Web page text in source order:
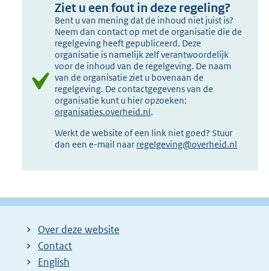
Ziet u een fout in deze regeling?
Bent u van mening dat de inhoud niet juist is?
Neem dan contact op met de organisatie die de
regelgeving heeft gepubliceerd. Deze
organisatie is namelijk zelf verantwoordelijk
voor de inhoud van de regelgeving. De naam
van de organisatie ziet u bovenaan de
regelgeving. De contactgegevens van de
organisatie kunt u hier opzoeken:
organisaties.overheid.nl.
Werkt de website of een link niet goed? Stuur
dan een e-mail naar regelgeving@overheid.nl
Over deze website
Contact
English